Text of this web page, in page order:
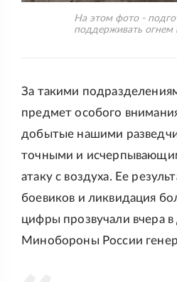
На этом фото -
поддерживать
За такими
предмет особого
добытые нашими
точными и
атаку с воздуха. Ее
боевиков и ликвидация
цифры прозвучали вчера
Минобороны России